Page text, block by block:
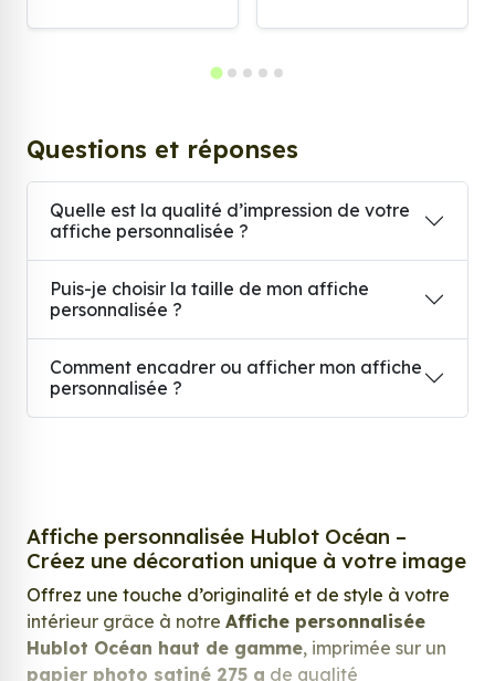
Questions et réponses
Quelle est la qualité d’impression de votre
affiche personnalisée ?
Puis-je choisir la taille de mon affiche
personnalisée ?
Comment encadrer ou afficher mon affiche
personnalisée ?
Affiche personnalisée Hublot Océan –
Créez une décoration unique à votre image
Offrez une touche d’originalité et de style à votre
intérieur grâce à notre Affiche personnalisée
Hublot Océan haut de gamme, imprimée sur un
papier photo satiné 275 g de qualité